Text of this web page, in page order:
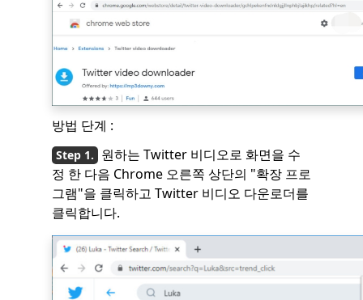
방법 단계 :
원하는 Twitter 비디오로 화면을 수
정 한 다음 Chrome 오른쪽 상단의 "확장 프로
그램"을 클릭하고 Twitter 비디오 다운로더를
클릭합니다.